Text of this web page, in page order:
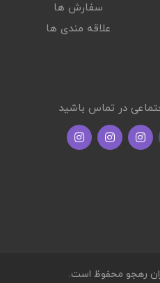
سفارش ها
علاقه مندی ها
در تماس باشید
رهجو محفوظ است.